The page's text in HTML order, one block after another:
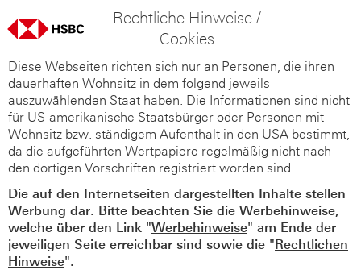
Rechtliche Hinweise /
Cookies
Diese Webseiten richten sich nur an Personen, die ihren
dauerhaften Wohnsitz in dem folgend jeweils
auszuwählenden Staat haben. Die Informationen sind nicht
für US-amerikanische Staatsbürger oder Personen mit
Wohnsitz bzw. ständigem Aufenthalt in den USA bestimmt,
da die aufgeführten Wertpapiere regelmäßig nicht nach
den dortigen Vorschriften registriert worden sind.
Die auf den Internetseiten dargestellten Inhalte stellen
Werbung dar. Bitte beachten Sie die Werbehinweise,
welche über den Link "Werbehinweise" am Ende der
jeweiligen Seite erreichbar sind sowie die "Rechtlichen
Hinweise".